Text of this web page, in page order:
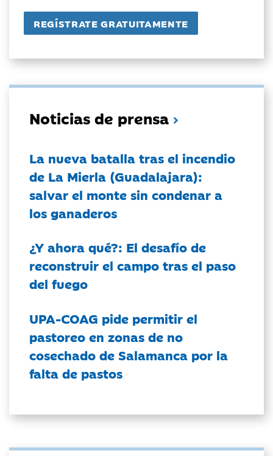
Noticias de prensa
La nueva batalla tras el incendio
de La Mierla (Guadalajara):
salvar el monte sin condenar a
los ganaderos
¿Y ahora qué?: El desafío de
reconstruir el campo tras el paso
del fuego
UPA-COAG pide permitir el
pastoreo en zonas de no
cosechado de Salamanca por la
falta de pastos